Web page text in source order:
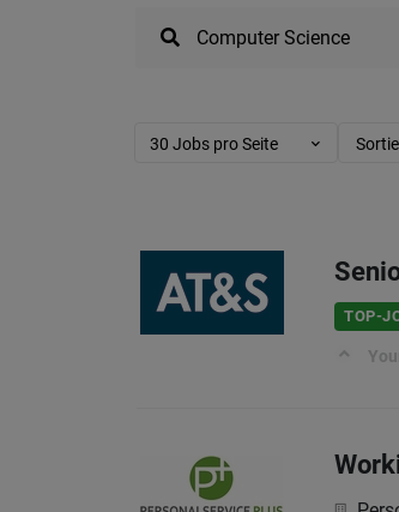
30 Jobs pro Seite
TOP-